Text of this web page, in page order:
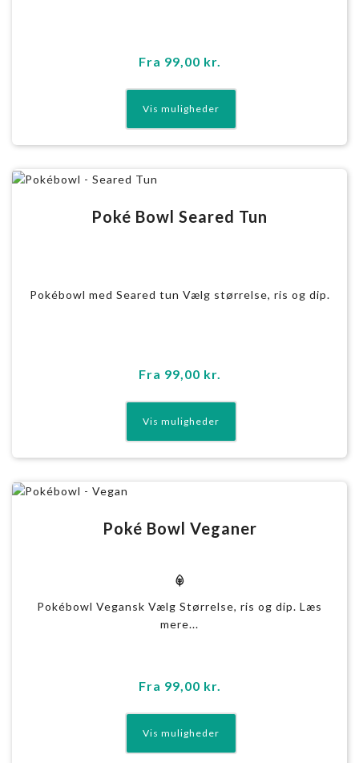
Fra 99,00 kr.
Poké Bowl Seared Tun
Pokébowl med Seared tun Vælg størrelse, ris og dip.
Fra 99,00 kr.
Poké Bowl Veganer
v
Pokébowl Vegansk Vælg Størrelse, ris og dip. Læs
mere...
Fra 99,00 kr.